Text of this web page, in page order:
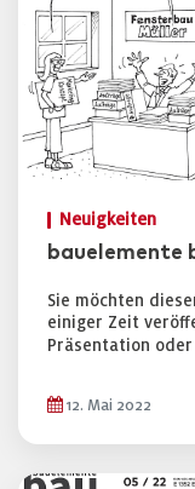
Neuigkeiten
bauelemente
Sie möchten
einiger Zeit
Präsentation
12. Mai 2022